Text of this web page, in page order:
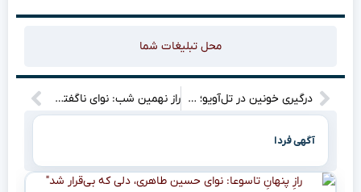
محل تبلیغات شما
درگیری خونین در تل‌آویو؛ حامیان نتانیاهو به جنگ با معترضان صلح‌طلب رفتند! راز نهمین شب: نوای ناگفته‌ی حسین طاهری در تاسوعای ۱۴۰۴”
آگهی فردا